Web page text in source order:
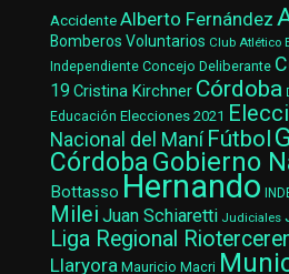
AccidenteAlberto Fernández
Bomberos Voluntarios Club Atlético
Independiente Concejo Deliberante
19 Cristina Kirchner Córdoba
Educación Elecciones 2021
Nacional del Maní Fútbol
CórdobaGobierno
Bottasso Hernando
Milei Juan Schiaretti Judiciales
Liga Regional
Llaryora Mauricio Macri